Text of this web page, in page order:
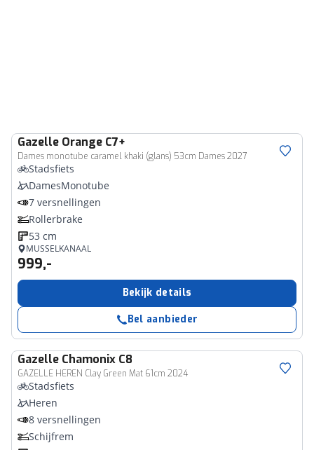
Gazelle Orange C7+
Dames monotube caramel khaki (glans) 53cm Dames 2027
Stadsfiets
DamesMonotube
7 versnellingen
Rollerbrake
53 cm
MUSSELKANAAL
999,-
Bekijk details
Bel aanbieder
Gazelle Chamonix C8
GAZELLE HEREN Clay Green Mat 61cm 2024
Stadsfiets
Heren
8 versnellingen
Schijfrem